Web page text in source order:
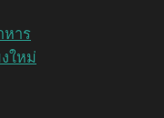
หาร
ใหม่